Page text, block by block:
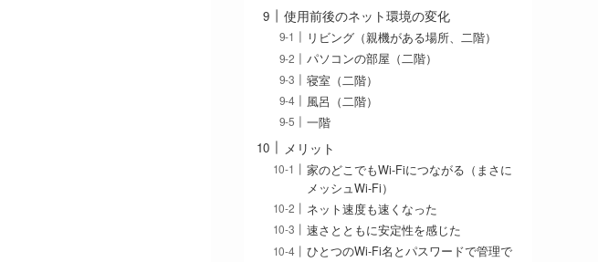
使用前後のネット環境の変化
リビング（親機がある場所、二階）
パソコンの部屋（二階）
寝室（二階）
風呂（二階）
一階
メリット
家のどこでもWi-Fiにつながる（まさに
メッシュWi-Fi）
ネット速度も速くなった
速さとともに安定性を感じた
ひとつのWi-Fi名とパスワードで管理で